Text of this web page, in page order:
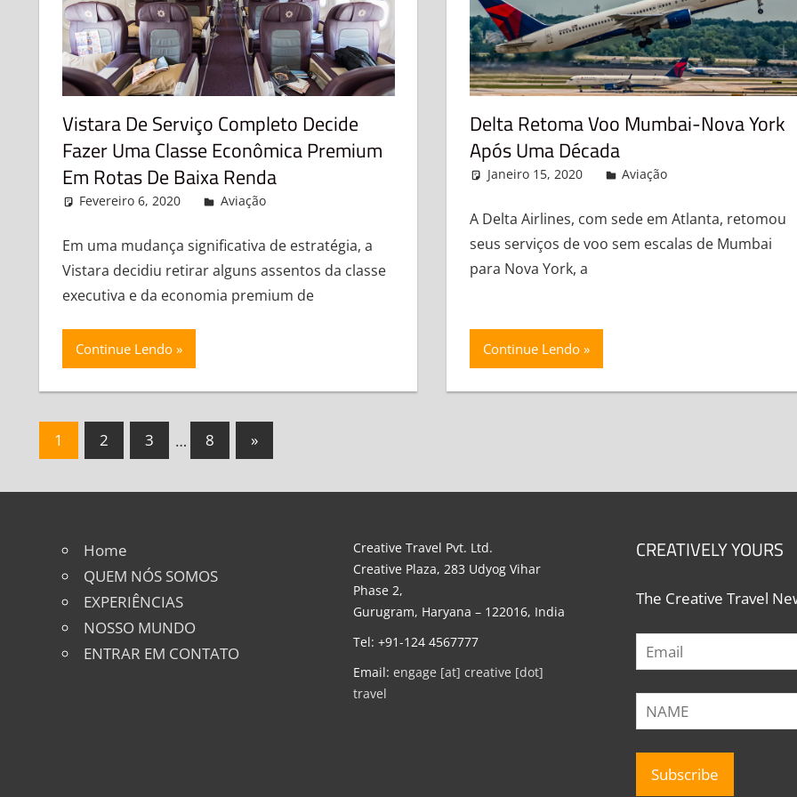
Vistara De Serviço Completo Decide
Fazer Uma Classe Econômica Premium
Em Rotas De Baixa Renda
Fevereiro 6, 2020 admin
Aviação
Em uma mudança significativa de estratégia, a
Vistara decidiu retirar alguns assentos da classe
executiva e da economia premium de
Continue Lendo
Delta Retoma Voo Mumbai-Nova York
Após Uma Década
Janeiro 15, 2020 admin
Aviação
A Delta Airlines, com sede em Atlanta, retomou
seus serviços de voo sem escalas de Mumbai
para Nova York, a
Continue Lendo
Navegação
1 2 3 … 8
Next
Posts
»
Home
QUEM NÓS SOMOS
EXPERIÊNCIAS
NOSSO MUNDO
ENTRAR EM CONTATO
Creative Travel Pvt. Ltd.
Creative Plaza, 283 Udyog Vihar
Phase 2,
Gurugram, Haryana – 122016, India
Tel: +91-124 4567777
Email: engage [at] creative [dot]
travel
CREATIVELY YOURS
The Creative Travel